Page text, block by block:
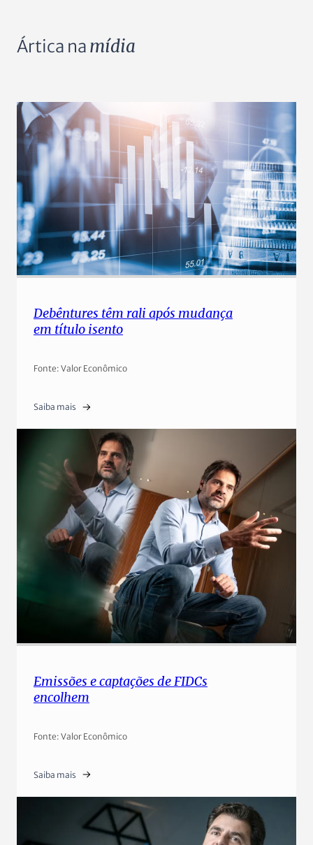
Ártica namídia
Debêntures têm rali após mudança
em título isento
Fonte: Valor Econômico
Saiba mais
Emissões e captações de FIDCs
encolhem
Fonte: Valor Econômico
Saiba mais